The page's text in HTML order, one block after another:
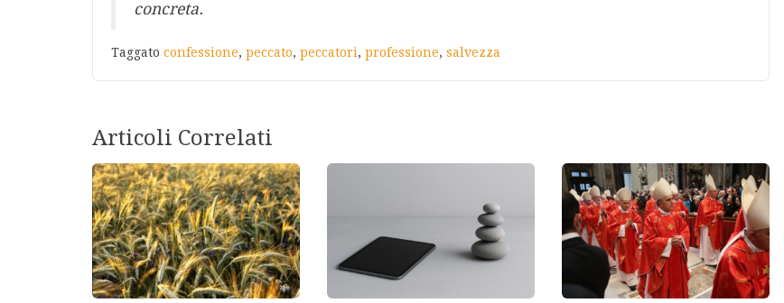
concreta.
Taggato confessione, peccato, peccatori, professione, salvezza
Articoli Correlati